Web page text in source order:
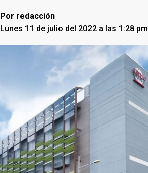
Por redacción
Lunes 11 de julio del 2022 a las 1:28 pm